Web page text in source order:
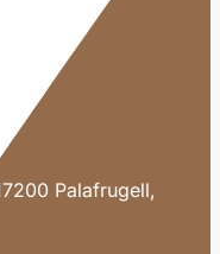
Palafrugell,